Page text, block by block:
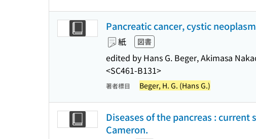
Pancreatic cancer, cystic
紙 図書
edited by Hans G. Beger, Akimasa
<SC461-B131>
著者標目 Beger, H. G. (Hans G.)
Diseases of the pancreas : current
Cameron.